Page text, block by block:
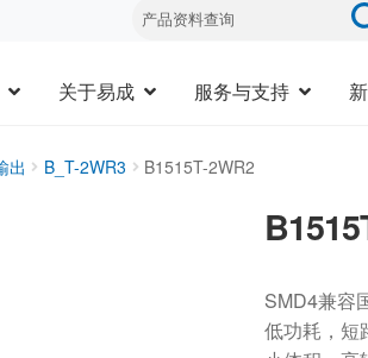
关于易成 服务与支持
出 B_T-2WR3 B1515T-2WR2
SMD4兼容
低功耗，短